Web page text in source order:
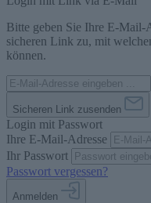
Bitte geben Sie Ihre E-Mail-
sicheren Link zu, mit
können.
Sicheren Link zusenden
Login mit Passwort
Ihre E-Mail-Adresse
Ihr Passwort
Passwort vergessen?
Anmelden